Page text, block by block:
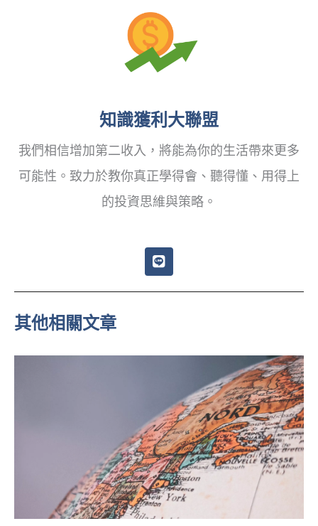
知識獲利大聯盟
我們相信增加第二收入，將能為你的生活帶來更多
可能性。致力於教你真正學得會、聽得懂、用得上
的投資思維與策略。
L
i
e
其他相關文章